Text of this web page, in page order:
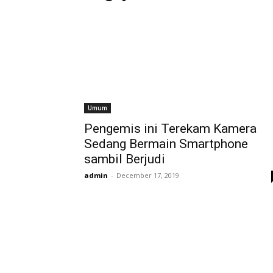
Umum
Pengemis ini Terekam Kamera
Sedang Bermain Smartphone
sambil Berjudi
admin - December 17, 2019